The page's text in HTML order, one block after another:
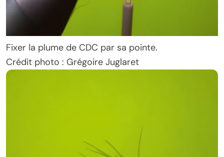
Fixer la plume de CDC par sa pointe.
Crédit photo : Grégoire Juglaret